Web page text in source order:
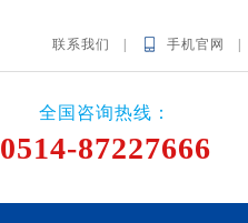
联系我们 | 手机官网 |
全国咨询热线：
0514-87227666